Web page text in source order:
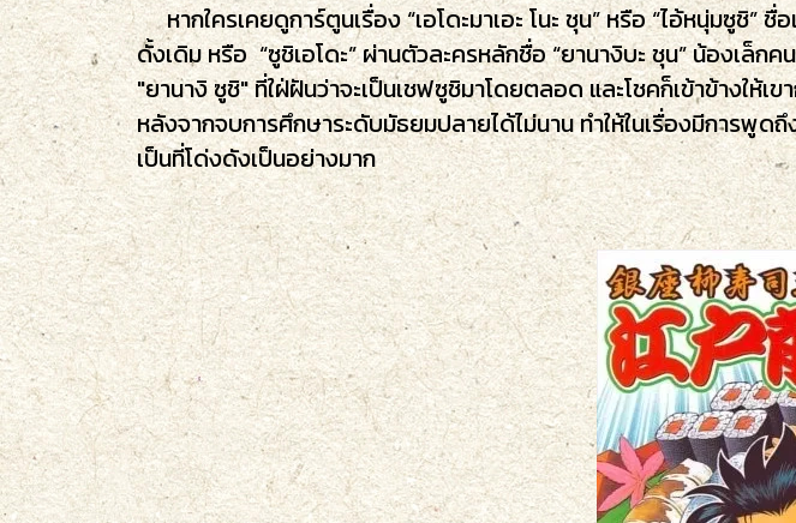
หากใครเคยดูการ์ตูนเรื่อง “เอโดะมาเอะ โนะ ชุน” หรือ “ไอ้หนุ่มซูชิ”
ดั้งเดิม หรือ “ซูชิเอโดะ” ผ่านตัวละครหลักชื่อ “ยานางิบะ ชุน” น้องเล็
"ยานางิ ซูชิ" ที่ใฝ่ฝันว่าจะเป็นเชฟซูชิมาโดยตลอด และโชคก็เข้าข้างใ
หลังจากจบการศึกษาระดับมัธยมปลายได้ไม่นาน ทำให้ในเรื่องมีการพูด
เป็นที่โด่งดังเป็นอย่างมาก